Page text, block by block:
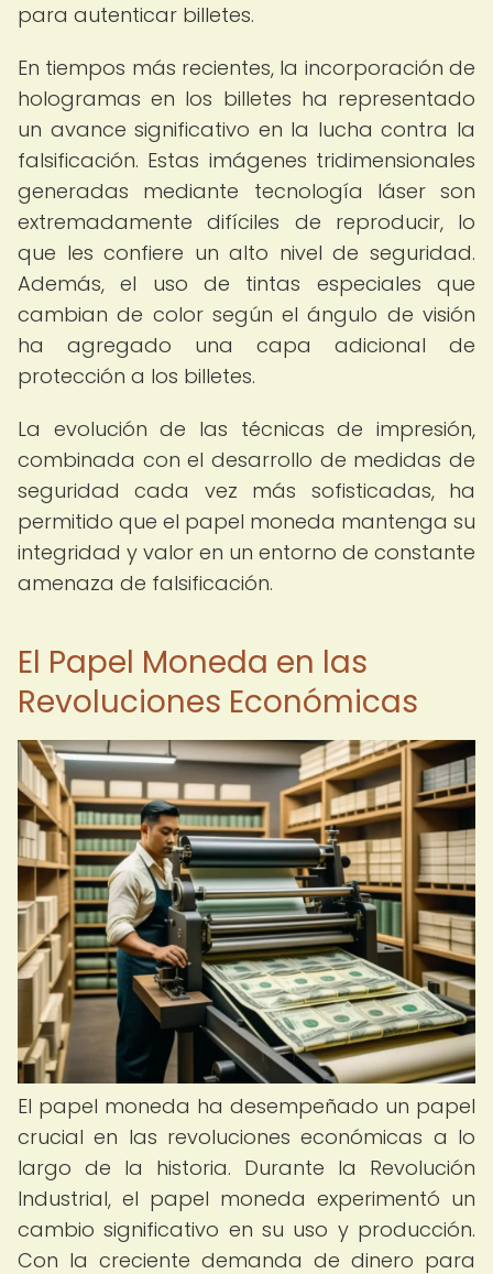
para autenticar billetes.
En tiempos más recientes, la incorporación de
hologramas en los billetes ha representado
un avance significativo en la lucha contra la
falsificación. Estas imágenes tridimensionales
generadas mediante tecnología láser son
extremadamente difíciles de reproducir, lo
que les confiere un alto nivel de seguridad.
Además, el uso de tintas especiales que
cambian de color según el ángulo de visión
ha agregado una capa adicional de
protección a los billetes.
La evolución de las técnicas de impresión,
combinada con el desarrollo de medidas de
seguridad cada vez más sofisticadas, ha
permitido que el papel moneda mantenga su
integridad y valor en un entorno de constante
amenaza de falsificación.
El Papel Moneda en las
Revoluciones Económicas
El papel moneda ha desempeñado un papel
crucial en las revoluciones económicas a lo
largo de la historia. Durante la Revolución
Industrial, el papel moneda experimentó un
cambio significativo en su uso y producción.
Con la creciente demanda de dinero para